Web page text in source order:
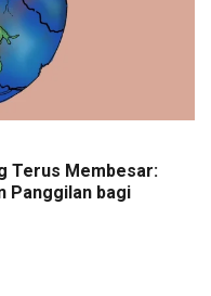
Terus Membesar:
Panggilan bagi